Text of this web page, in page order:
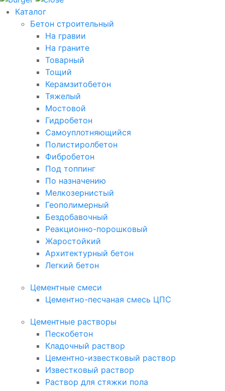
Каталог
Бетон строительный
На гравии
На граните
Товарный
Тощий
Керамзитобетон
Тяжелый
Мостовой
Гидробетон
Самоуплотняющийся
Полистиролбетон
Фибробетон
Под топпинг
По назначению
Мелкозернистый
Геополимерный
Бездобавочный
Реакционно-порошковый
Жаростойкий
Архитектурный бетон
Легкий бетон
Цементные смеси
Цементно-песчаная смесь ЦПС
Цементные растворы
Пескобетон
Кладочный раствор
Цементно-известковый раствор
Известковый раствор
Раствор для стяжки пола